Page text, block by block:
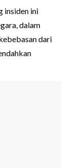
insiden ini
dalam
dari